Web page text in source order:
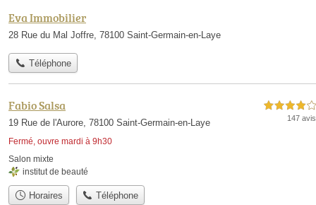
Eva Immobilier
28 Rue du Mal Joffre, 78100 Saint-Germain-en-Laye
Téléphone
Fabio Salsa
19 Rue de l'Aurore, 78100 Saint-Germain-en-Laye
Fermé, ouvre mardi à 9h30
4,0 étoiles sur 5
147 avis
Salon mixte
institut de beauté
Horaires Téléphone